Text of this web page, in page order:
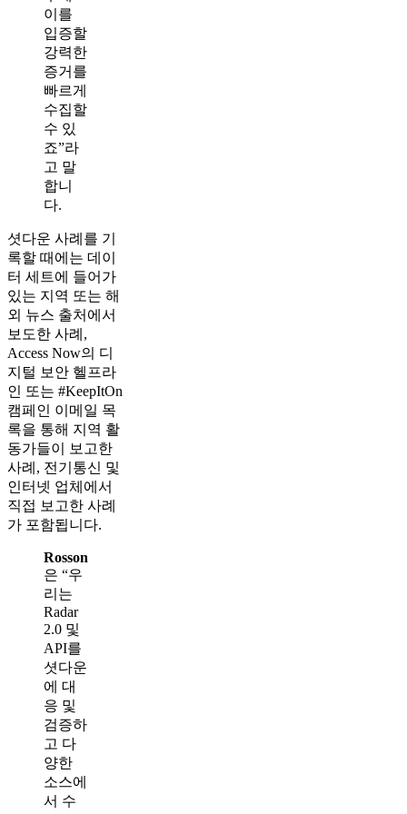
이를
입증할
강력한
증거를
빠르게
수집할
수 있
죠”라
고 말
합니
다.
셧다운 사례를 기
록할 때에는 데이
터 세트에 들어가
있는 지역 또는 해
외 뉴스 출처에서
보도한 사례,
Access Now의 디
지털 보안 헬프라
인 또는 #KeepItOn
캠페인 이메일 목
록을 통해 지역 활
동가들이 보고한
사례, 전기통신 및
인터넷 업체에서
직접 보고한 사례
가 포함됩니다.
Rosson
은 “우
리는
Radar
2.0 및
API를
셧다운
에 대
응 및
검증하
고 다
양한
소스에
서 수